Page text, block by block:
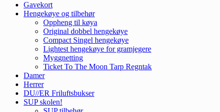
Gavekort
Hengekøye og tilbehør
Oppheng til køya
Original dobbel hengekøye
Compact Singel hengekøye
Lightest hengekøye for gramjegere
Myggnetting
Ticket To The Moon Tarp Regntak
Damer
Herrer
DU//ER Friluftsbukser
SUP skolen!